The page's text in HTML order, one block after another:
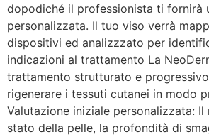
dopodiché il professionista ti fornirà
personalizzata. Il tuo viso verrà
dispositivi ed analizzzato per
indicazioni al trattamento La
trattamento strutturato e
rigenerare i tessuti cutanei in modo
Valutazione iniziale personalizzata:
stato della pelle, la profondità di